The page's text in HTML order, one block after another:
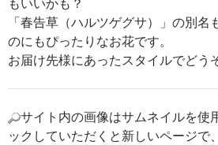
「春告草（ハルツゲグサ）」の別名
のにもぴったりなお花です。
お届け先様にあったスタイルでどう
サイト内の画像はサムネイルを使
ックしていただくと新しいページで